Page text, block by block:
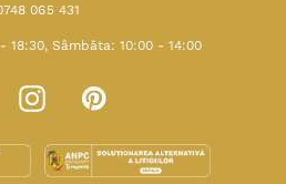
065 431
18:30, Sâmbăta: 10:00 - 14:00